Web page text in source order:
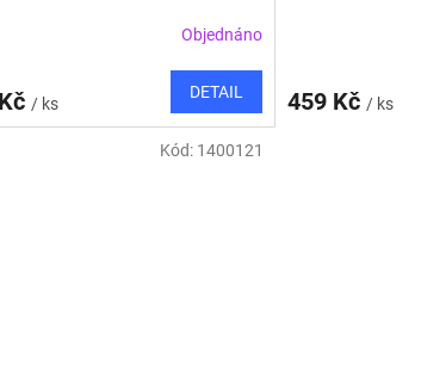
Objednáno
/ ks
DETAIL 459 Kč / ks
Kód: 1400121